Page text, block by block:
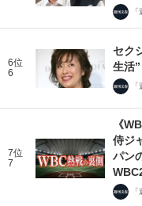
6位
6
セク
生活”
7位
7
《
侍ジ
パン